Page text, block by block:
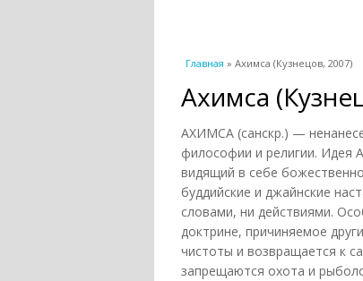
Вы здесь
Главная » Ахимса (Кузнецов, 2007)
Ахимса
АХИМСА (санскр.) —
философии и религии. Идея
видящий в себе
буддийские и джайнские
словами, ни действиями.
доктрине, причиняемое
чистоты и возвращается к
запрещаются охота и